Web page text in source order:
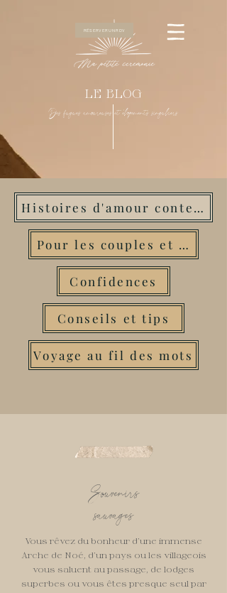
RÉSERVER UN RDV
LE BLOG
Des fugues amoureuses et élopements singuliers
Histoires d'amour
Pour les couples et
Confidences
Conseils et tips
Voyage au fil des mots
Souvenirs
sauvages
Vous rêvez du bonheur d’une immense
Arche de Noé, d’un pays ou les villageois
vous saluent au passage, de lodges
superbes ou vous êtes presque seul par